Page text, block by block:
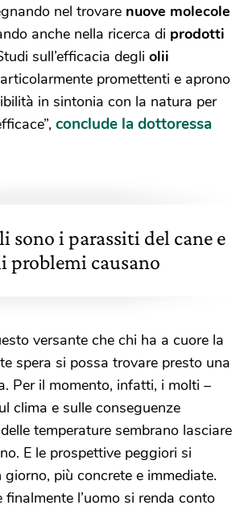
nel trovare nuove molecole
anche nella ricerca di prodotti
sull’efficacia degli olii
promettenti e aprono
in sintonia con la natura per
conclude la dottoressa
sono i parassiti del cane e
problemi causano
versante che chi ha a cuore la
spera si possa trovare presto una
Per il momento, infatti, i molti –
clima e sulle conseguenze
temperature sembrano lasciare
E le prospettive peggiori si
più concrete e immediate.
finalmente l’uomo si renda conto